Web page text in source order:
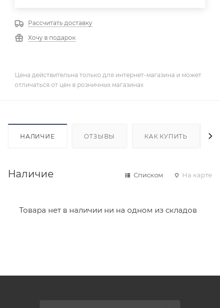
Рассчитать доставку
Хочу в подарок
Цена действительна только для интернет-магазина и может
отличаться от цен в розничных магазинах
НАЛИЧИЕ ОТЗЫВЫ КАК КУПИТЬ
Наличие Списком На карте
Товара нет в наличии ни на одном из складов